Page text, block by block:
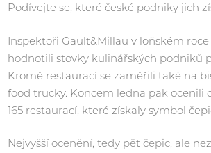
Podívejte se, které české podniky jich
Inspektoři Gault&Millau v loňském
hodnotili stovky kulinářských podniků
Kromě restaurací se zaměřili také na
food trucky. Koncem ledna pak ocenili
165 restaurací, které získaly symbol
Nejvyšší ocenění, tedy pět čepic, ale